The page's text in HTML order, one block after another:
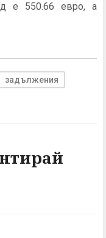
е 550.66 евро, а
задължения